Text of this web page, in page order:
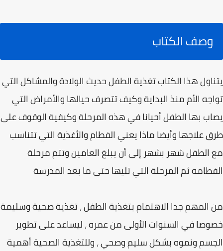
وصف الكتاب
يتناول هذا الكتاب تغذية الطفل حديث الولادة والمشاكل التي
تواجه الأم منذ البداية وكيف تتصرف حيالها والأمراض التي
يصاب بها الطفل أحيانا في هذه المرحلة وكيفية الوقوف على
طرق علاجها وأيضا ماذا يعني الفطام والأغذية التي تتناسب
مع الطفل شهر بشهر إلى أن يبلغ العامين وتتم مرحلة
الفطامه ثم المرحلة التي تليها حتى ما بعد المدرسة
من المهم جدا الاهتمام بتغذية الطفل ، تغذية صحية وسليمة
خصوصا في السنوات الأولى من عمره ، ليساعد على تطوير
الجسم ونموه بشكل سليم وصحي ، وللتغذية الصحية أهمية